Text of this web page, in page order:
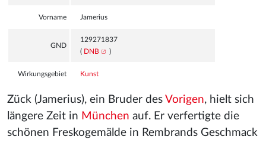
Vorname Jamerius
GND
129271837
( DNB )
Wirkungsgebiet Kunst
Zück (Jamerius), ein Bruder des Vorigen, hielt sich
längere Zeit in München auf. Er verfertigte die
schönen Freskogemälde in Rembrands Geschmack